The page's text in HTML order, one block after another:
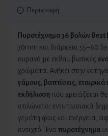
Περιγραφή
Πυροτέχνημα 36 βολών
30mm και διάρκεια 55–60
ουρανό με εκθαμβωτικές
χρώματα. Ανήκει στην
γάμους, βαπτίσεις, εταιρικά
εκδήλωση που χρειάζεται
απλώνεται εντυπωσιακά
γεμάτη φως και ενέργεια,
ανοιχτό. Ένα πυροτέχνημα